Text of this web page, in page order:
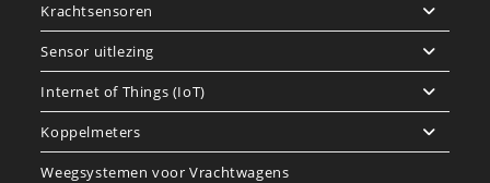
Krachtsensoren
Sensor uitlezing
Internet of Things (IoT)
Koppelmeters
Weegsystemen voor Vrachtwagens